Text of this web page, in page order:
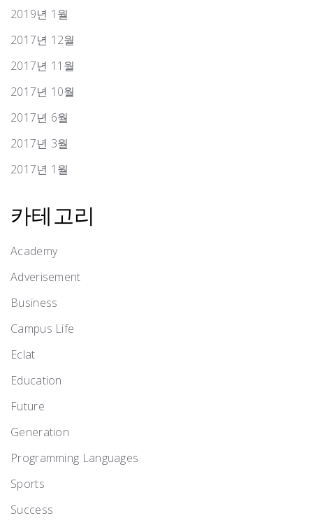
2019년 1월
2017년 12월
2017년 11월
2017년 10월
2017년 6월
2017년 3월
2017년 1월
카테고리
Academy
Adverisement
Business
Campus Life
Eclat
Education
Future
Generation
Programming Languages
Sports
Success